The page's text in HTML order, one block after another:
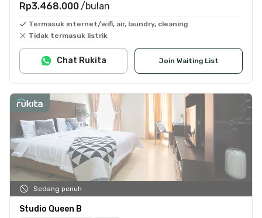
Rp3.468.000 /bulan
Termasuk internet/wifi, air, laundry, cleaning
Tidak termasuk listrik
Join Waiting List
Chat Rukita
Sedang penuh
Studio Queen B